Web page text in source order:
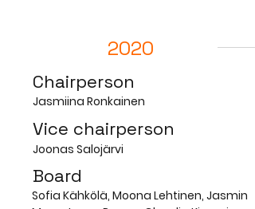
2020
Chairperson
Jasmiina Ronkainen
Vice chairperson
Joonas Salojärvi
Board
Sofia Kähkölä, Moona Lehtinen, Jasmin